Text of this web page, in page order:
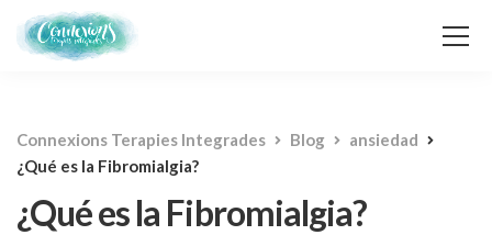
Connexions Terapies Integrades Blog
ansiedad
¿Qué es la Fibromialgia?
¿Qué es la Fibromialgia?